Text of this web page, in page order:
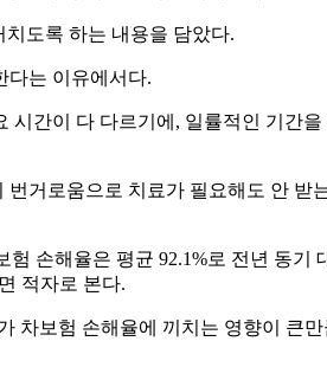
도록 하는 내용을 담았다.
다는 이유에서다.
간이 다 다르기에, 일률적인 기간
거로움으로 치료가 필요해도 안 받
손해율은 평균 92.1%로 전년 동기
적자로 본다.
차보험 손해율에 끼치는 영향이 큰